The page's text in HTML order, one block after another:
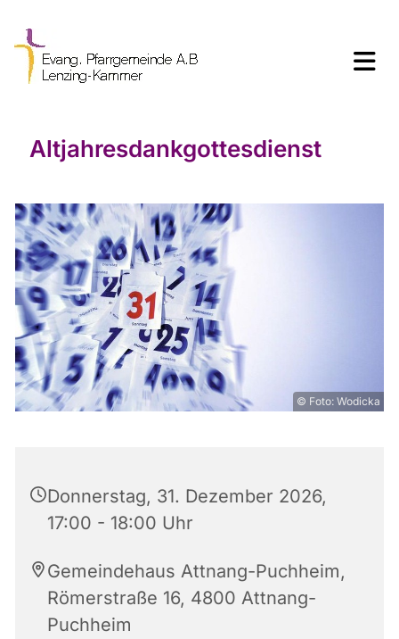
Altjahresdankgottesdienst
© Foto: Wodicka
Donnerstag, 31. Dezember 2026,
17:00 - 18:00 Uhr
Gemeindehaus Attnang-Puchheim,
Römerstraße 16, 4800 Attnang-
Puchheim